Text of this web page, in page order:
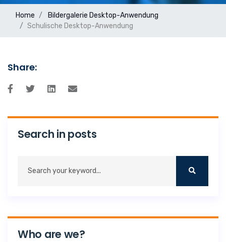
Home Bildergalerie Desktop-Anwendung
Schulische Desktop-Anwendung
Share:
Search in posts
Who are we?